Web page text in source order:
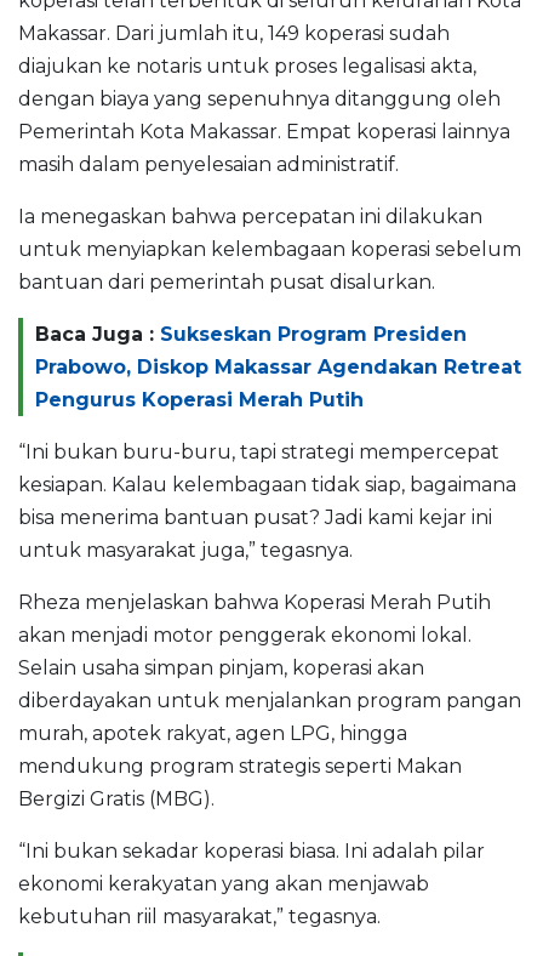
Makassar. Dari jumlah itu, 149 koperasi sudah
diajukan ke notaris untuk proses legalisasi akta,
dengan biaya yang sepenuhnya ditanggung oleh
Pemerintah Kota Makassar. Empat koperasi lainnya
masih dalam penyelesaian administratif.
Ia menegaskan bahwa percepatan ini dilakukan
untuk menyiapkan kelembagaan koperasi sebelum
bantuan dari pemerintah pusat disalurkan.
Baca Juga : Sukseskan Program Presiden
Prabowo, Diskop Makassar Agendakan Retreat
Pengurus Koperasi Merah Putih
“Ini bukan buru-buru, tapi strategi mempercepat
kesiapan. Kalau kelembagaan tidak siap, bagaimana
bisa menerima bantuan pusat? Jadi kami kejar ini
untuk masyarakat juga,” tegasnya.
Rheza menjelaskan bahwa Koperasi Merah Putih
akan menjadi motor penggerak ekonomi lokal.
Selain usaha simpan pinjam, koperasi akan
diberdayakan untuk menjalankan program pangan
murah, apotek rakyat, agen LPG, hingga
mendukung program strategis seperti Makan
Bergizi Gratis (MBG).
“Ini bukan sekadar koperasi biasa. Ini adalah pilar
ekonomi kerakyatan yang akan menjawab
kebutuhan riil masyarakat,” tegasnya.